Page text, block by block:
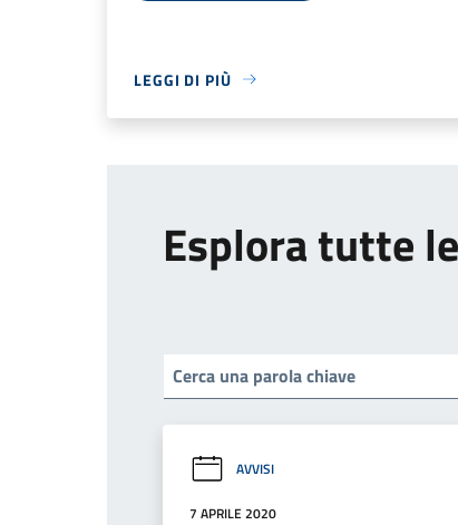
LEGGI DI PIÙ
Esplora tutte
AVVISI
7 APRILE 2020